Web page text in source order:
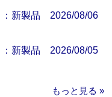
：新製品 2026/08/06
：新製品 2026/08/05
もっと見る »